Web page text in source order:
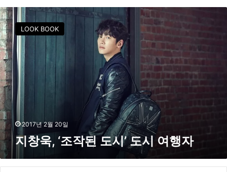
지
창
욱
,
‘
조
작
된
도
시
’
도
시
여
행
LOOK BOOK
2017년 2월 20일
지창욱, ‘조작된 도시’ 도시 여행자